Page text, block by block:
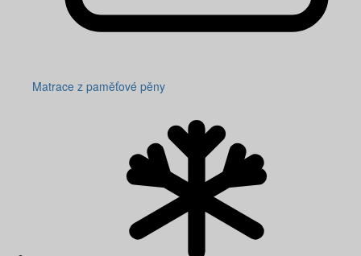
Matrace z paměťové pěny